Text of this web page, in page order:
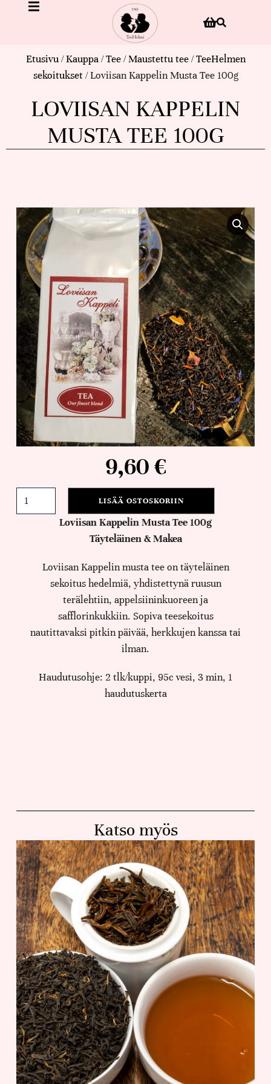
Etusivu/Kauppa/Tee/Maustettu tee/TeeHelmen
sekoitukset / Loviisan Kappelin Musta Tee 100g
LOVIISAN KAPPELIN
MUSTA TEE 100G
9,60€
LISÄÄ OSTOSKORIIN
Loviisan Kappelin Musta Tee 100g
Täyteläinen & Makea
Loviisan Kappelin musta tee on täyteläinen
sekoitus hedelmiä, yhdistettynä ruusun
terälehtiin, appelsiininkuoreen ja
safflorinkukkiin. Sopiva teesekoitus
nautittavaksi pitkin päivää, herkkujen kanssa tai
ilman.
Haudutusohje: 2 tlk/kuppi, 95c vesi, 3 min, 1
haudutuskerta
Katso myös